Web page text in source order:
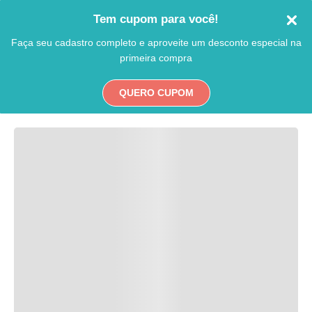
Tem cupom para você!
Faça seu cadastro completo e aproveite um desconto especial na
primeira compra
QUERO CUPOM